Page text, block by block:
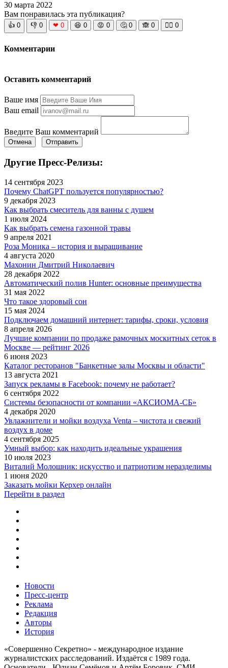
30 марта 2022
Вам понравилась эта публикация?
👍 0 👎 0 ❤ 0 😆 0 😡 0 🤔 0 🙈 0 🧘‍♀️ 0
Комментарии
Оставить комментарий
Ваше имя
Ваш email
Введите Ваш комментарий
Отмена Отправить
Другие Пресс-Релизы:
14 сентября 2023
Почему ChatGPT пользуется популярностью?
9 декабря 2023
Как выбрать смеситель для ванны с душем
1 июля 2024
Как выбрать семена газонной травы
9 апреля 2021
Роза Моника – история и выращивание
4 августа 2020
Махонин Дмитрий Николаевич
28 декабря 2022
Автоматический полив Hunter: основные преимущества
31 мая 2022
Что такое здоровый сон
15 мая 2024
Подключаем домашний интернет: тарифы, сроки, условия
8 апреля 2026
Лучшие компании по продаже рамочных москитных сеток в
Москве — рейтинг 2026
6 июня 2023
Каталог ресторанов "Банкетные залы Москвы и области"
13 августа 2021
Запуск рекламы в Facebook: почему не работает?
6 сентября 2022
Системы безопасности от компании «АКСИОМА-СБ»
4 декабря 2020
Увлажнители и мойки воздуха Venta – чистота и свежий
воздух в доме
4 сентября 2025
Умный выбор: как находить идеальные украшения
10 июля 2023
Виталий Молошник: искусство и патриотизм неразделимы
1 июня 2020
Заказать мойки Керхер онлайн
Перейти в раздел
Новости
Пресс-центр
Реклама
Редакция
Авторы
История
«Совершенно Секретно» - международное издание
журналистских расследований. Издаётся с 1989 года.